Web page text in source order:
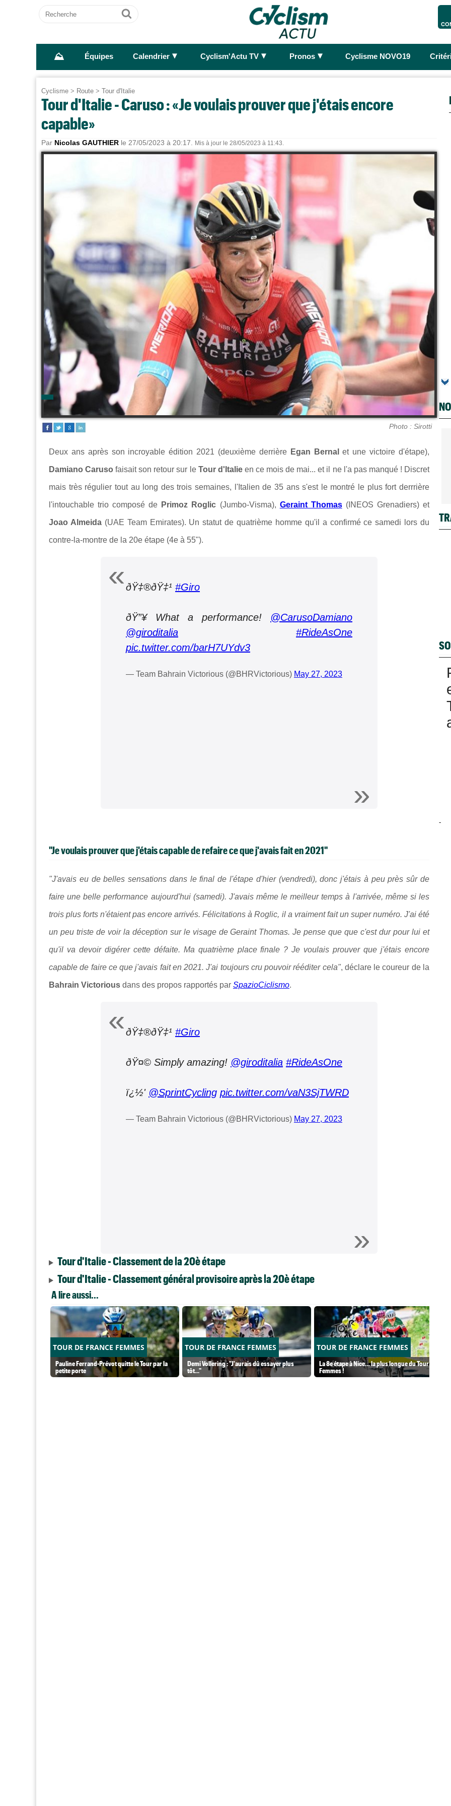
Recherche
Ok
⛰ Équipes Calendrier ► Cyclism'Actu TV ► Pronos ► Cyclisme NOVO19
Cyclisme > Route > Tour d'Italie
Tour d'Italie - Caruso : «Je voulais prouver que j'étais encore
capable»
Par Nicolas GAUTHIER le 27/05/2023 à 20:17. Mis à jour le 28/05/2023 à 11:43.
Photo : Sirotti
Deux ans après son incroyable édition 2021 (deuxième derrière Egan Bernal et une victoire d'étape),
Damiano Caruso faisait son retour sur le Tour d'Italieen ce mois de mai... et il ne l'a pas manqué ! Discret
mais très régulier tout au long des trois semaines, l'Italien de 35 ans s'est le montré le plus fort derrrière
l'intouchable trio composé de Primoz Roglic (Jumbo-Visma), Geraint Thomas(INEOS Grenadiers) et
Joao Almeida(UAE Team Emirates). Un statut de quatrième homme qu'il a confirmé ce samedi lors du
contre-la-montre de la 20e étape (4e à 55").
ðŸ‡®ðŸ‡¹ #Giro
ðŸ”¥ What a performance! @CarusoDamiano
@giroditalia
#RideAsOne
pic.twitter.com/barH7UYdv3
— Team Bahrain Victorious (@BHRVictorious) May 27, 2023
"Je voulais prouver que j'étais capable de refaire ce que j'avais fait en 2021"
"J'avais eu de belles sensations dans le final de l'étape d'hier (vendredi), donc j'étais à peu près sûr de
faire une belle performance aujourd'hui (samedi). J'avais même le meilleur temps à l'arrivée, même si les
trois plus forts n'étaient pas encore arrivés. Félicitations à Roglic, il a vraiment fait un super numéro. J'ai été
un peu triste de voir la déception sur le visage de Geraint Thomas. Je pense que que c'est dur pour lui et
qu'il va devoir digérer cette défaite. Ma quatrième place finale ? Je voulais prouver que j'étais encore
capable de faire ce que j'avais fait en 2021. J'ai toujours cru pouvoir rééditer cela", déclare le coureur de la
Bahrain Victorious dans des propos rapportés par SpazioCiclismo.
ðŸ‡®ðŸ‡¹ #Giro
ðŸ¤© Simply amazing! @giroditalia #RideAsOne
ï¿½' @SprintCycling pic.twitter.com/vaN3SjTWRD
— Team Bahrain Victorious (@BHRVictorious) May 27, 2023
Tour d'Italie - Classement de la 20è étape
Tour d'Italie - Classement général provisoire après la 20è étape
A lire aussi...
TOUR DE FRANCE FEMMES
Pauline Ferrand-Prévot quitte le Tour par la
petite porte
TOUR DE FRANCE FEMMES
Demi Vollering : "J'aurais dû essayer plus
tôt..."
TOUR DE FRANCE FEMMES
La 8e étape à Nice… la plus longue du Tour
Femmes !
-